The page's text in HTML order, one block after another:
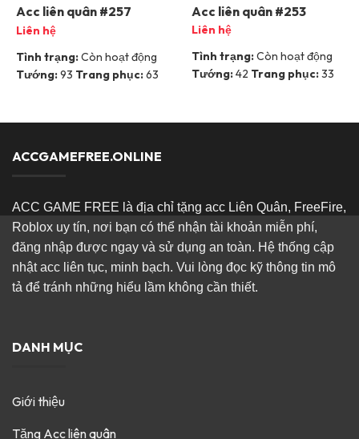
Acc liên quân #257
Liên hệ
Tình trạng:Còn hoạt động
Tướng:93 Trang phục:63
Acc liên quân #253
Liên hệ
Tình trạng:Còn hoạt động
Tướng:42 Trang phục:33
ACCGAMEFREE.ONLINE
ACC GAME FREE là địa chỉ tặng acc Liên Quân, FreeFire,
Roblox uy tín, nơi bạn có thể nhận tài khoản miễn phí,
đăng nhập được ngay và sử dụng an toàn. Hệ thống cập
nhật acc liên tục, minh bạch. Vui lòng đọc kỹ thông tin mô
tả để tránh những hiểu lầm không cần thiết.
DANH MỤC
Giới thiệu
Tặng Acc liên quân